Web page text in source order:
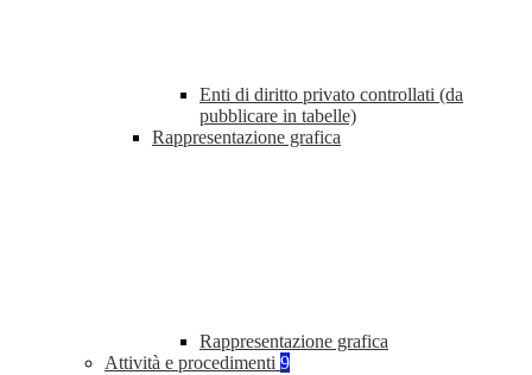
Enti di diritto privato controllati (da
pubblicare in tabelle)
Rappresentazione grafica
Rappresentazione grafica
Attività e procedimenti 9